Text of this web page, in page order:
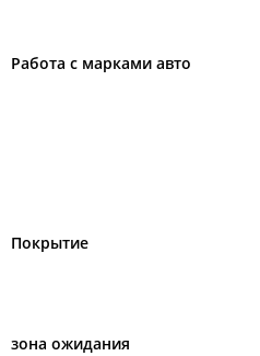
Работа с марками авто
Покрытие
зона ожидания